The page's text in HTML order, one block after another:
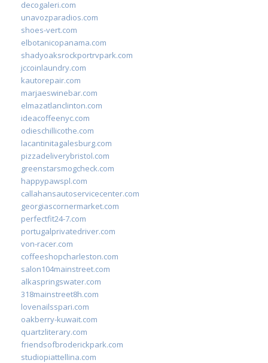
decogaleri.com
unavozparadios.com
shoes-vert.com
elbotanicopanama.com
shadyoaksrockportrvpark.com
jccoinlaundry.com
kautorepair.com
marjaeswinebar.com
elmazatlanclinton.com
ideacoffeenyc.com
odieschillicothe.com
lacantinitagalesburg.com
pizzadeliverybristol.com
greenstarsmogcheck.com
happypawspl.com
callahansautoservicecenter.com
georgiascornermarket.com
perfectfit24-7.com
portugalprivatedriver.com
von-racer.com
coffeeshopcharleston.com
salon104mainstreet.com
alkaspringswater.com
318mainstreet8h.com
lovenailsspari.com
oakberry-kuwait.com
quartzliterary.com
friendsofbroderickpark.com
studiopiattellina.com